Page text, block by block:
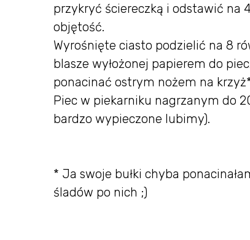
przykryć ściereczką i odstawić na
objętość.
Wyrośnięte ciasto podzielić na 8
blasze wyłożonej papierem do
ponacinać ostrym nożem na
Piec w piekarniku nagrzanym do
bardzo wypieczone lubimy).
* Ja swoje bułki chyba
śladów po nich ;)